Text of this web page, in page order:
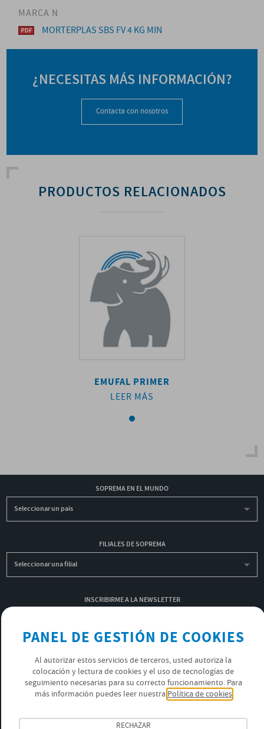
MARCA N
MORTERPLAS SBS FV 4 KG MIN
¿NECESITAS MÁS INFORMACIÓN?
Contacta con nosotros
PRODUCTOS RELACIONADOS
EMUFAL PRIMER
LEER MÁS
SOPREMA EN EL MUNDO
Seleccionar un país
FILIALES DE SOPREMA
Seleccionar una filial
INSCRIBIRME A LA NEWSLETTER
POLÍTICA DE PRIVACIDAD
ÚNETE AL EQUIPO SOPREMA
PANEL DE GESTIÓN DE COOKIES
Al autorizar estos servicios de terceros, usted autoriza la
colocación y lectura de cookies y el uso de tecnologías de
seguimiento necesarias para su correcto funcionamiento. Para
más información puedes leer nuestra Política de cookies
RECHAZAR